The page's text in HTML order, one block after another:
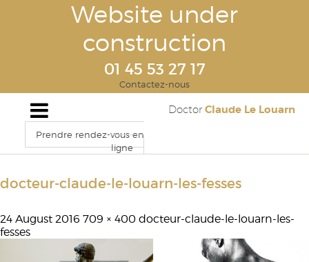
Website under
construction
01 45 53 27 17
Contactez-nous
Doctor Claude Le Louarn
Prendre rendez-vous en
ligne
docteur-claude-le-louarn-les-fesses
24 August 2016 709 × 400 docteur-claude-le-louarn-les-
fesses